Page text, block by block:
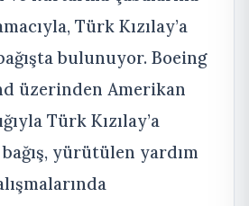
Türk Kızılay’a
bulunuyor. Boeing
üzerinden Amerikan
Türk Kızılay’a
yürütülen yardım